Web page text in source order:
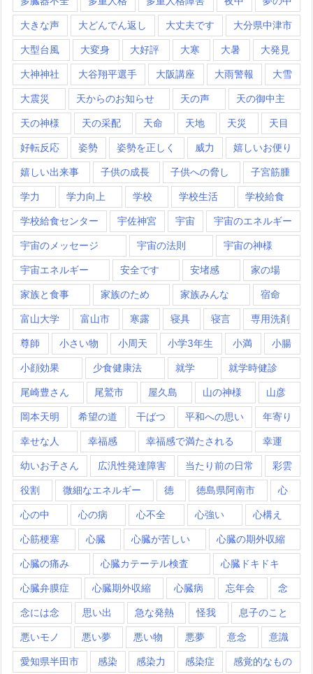
大きな声 大どんでん返し 大丈夫です 大分県中津市
大型台風 大変身 大好評 大寒 大暑 大発見
大神神社 大谷翔平選手 大阪講座 大雨警報 大雪
大震災 天からのお知らせ 天の声 天の御中主
天の神様 天の采配 天命 天地 天災 天目
好転反応 姿勢 姿勢を正しく 威力 嬉しいお便り
嬉しい出来事 子供の成長 子供への脅し 子宮筋腫
学力 学力向上 学校 学校生活 学校給食
学校給食センター 宇佐神宮 宇宙 宇宙のエネルギー
宇宙のメッセージ 宇宙の法則 宇宙の神様
宇宙エネルギー 安全です 安堵感 家の場
家族と食事 家族のため 家族みんな 宿命
富山大学 富山市 寒露 寝具 寝言 専用洗剤
尊師 小さい物 小周天 小学3年生 小満 小腸
小顔効果 少食健康法 就学 就学時健診
尾崎豊さん 尾鷲市 屋久島 山の神様 山彦
岡本天明 希望の道 干ばつ 平和への思い 年寄り
幸せな人 幸福感 幸福感で満たされる 幸運
幼いお子さん 広汎性発達障害 当たり前の日常 彩雲
役割 微細なエネルギー 徳 徳島県阿南市 心
心の中 心の病 心不全 心強い 心構え
心筋梗塞 心臓 心臓が苦しい 心臓の期外収縮
心臓の痛み 心臓カテーテル検査 心臓ドキドキ
心臓弁膜症 心臓期外収縮 心臓病 忘年会 念
念には念 思い出 急な発熱 怪我 息子のこと
悪いモノ 悪い夢 悪い物 悪夢 意念 意識
愛知県半田市 感染 感染力 感染症 感覚的なもの